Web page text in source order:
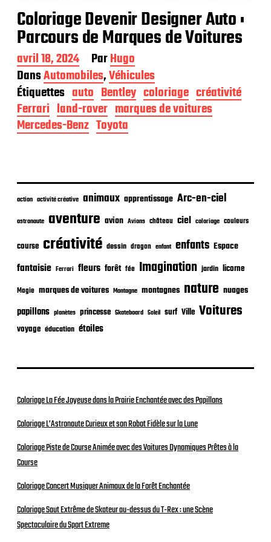
Coloriage Devenir Designer Auto :
Parcours de Marques de Voitures
D
a
t
e
d
e
p
i
a
t
i
o
n
avril 18, 2024 ParHugo
DansAutomobiles,Véhicules
Étiquettes auto Bentley coloriage créativité
Ferrari land-rover marques de voitures
Mercedes-Benz Toyota
action activité créative animaux apprentissage Arc-en-ciel
astronaute aventure avion Avions château ciel coloriage couleurs
course créativité dessin dragon enfant enfants Espace
fantaisie Ferrari fleurs forêt fée Imagination jardin licorne
Magie marques de voitures Montagne montagnes nature nuages
papillons planètes princesse Skateboard Soleil surf Ville Voitures
voyage éducation étoiles
Coloriage La Fée Joyeuse dans la Prairie Enchantée avec des Papillons
Coloriage L’Astronaute Curieux et son Robot Fidèle sur la Lune
Coloriage Piste de Course Animée avec des Voitures Dynamiques Prêtes à la
Course
Coloriage Concert Musiquer Animaux de la Forêt Enchantée
Coloriage Saut Extrême de Skateur au-dessus du T-Rex : une Scène
Spectaculaire du Sport Extreme